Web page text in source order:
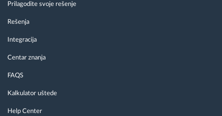
Prilagodite svoje rešenje
Rešenja
Integracija
Centar znanja
FAQS
Kalkulator uštede
Help Center